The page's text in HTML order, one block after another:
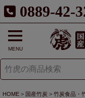
0889-42-
MENU
HOME 国産竹炭
竹炭食品・